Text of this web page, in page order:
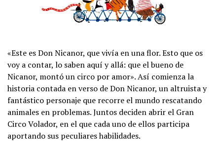
«Este es Don Nicanor, que vivía en una flor. Esto que os
voy a contar, lo saben aquí y allá: que el bueno de
Nicanor, montó un circo por amor». Así comienza la
historia contada en verso de Don Nicanor, un altruista y
fantástico personaje que recorre el mundo rescatando
animales en problemas. Juntos deciden abrir el Gran
Circo Volador, en el que cada uno de ellos participa
aportando sus peculiares habilidades.